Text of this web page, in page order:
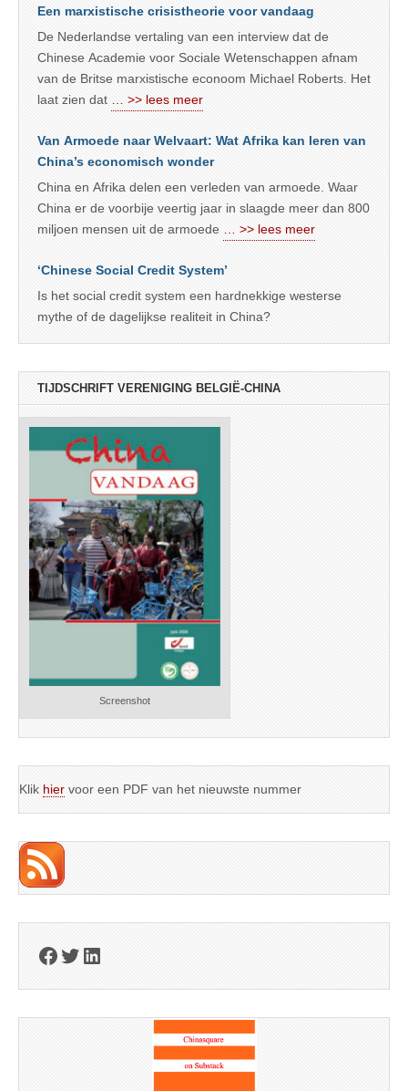
Een marxistische crisistheorie voor vandaag
De Nederlandse vertaling van een interview dat de
Chinese Academie voor Sociale Wetenschappen afnam
van de Britse marxistische econoom Michael Roberts. Het
laat zien dat
… >> lees meer
Van Armoede naar Welvaart: Wat Afrika kan leren van
China’s economisch wonder
China en Afrika delen een verleden van armoede. Waar
China er de voorbije veertig jaar in slaagde meer dan 800
miljoen mensen uit de armoede
… >> lees meer
‘Chinese Social Credit System’
Is het social credit system een hardnekkige westerse
mythe of de dagelijkse realiteit in China?
TIJDSCHRIFT VERENIGING BELGIË-CHINA
Screenshot
Klik hier voor een PDF van het nieuwste nummer
Facebook
Twitter
LinkedIn